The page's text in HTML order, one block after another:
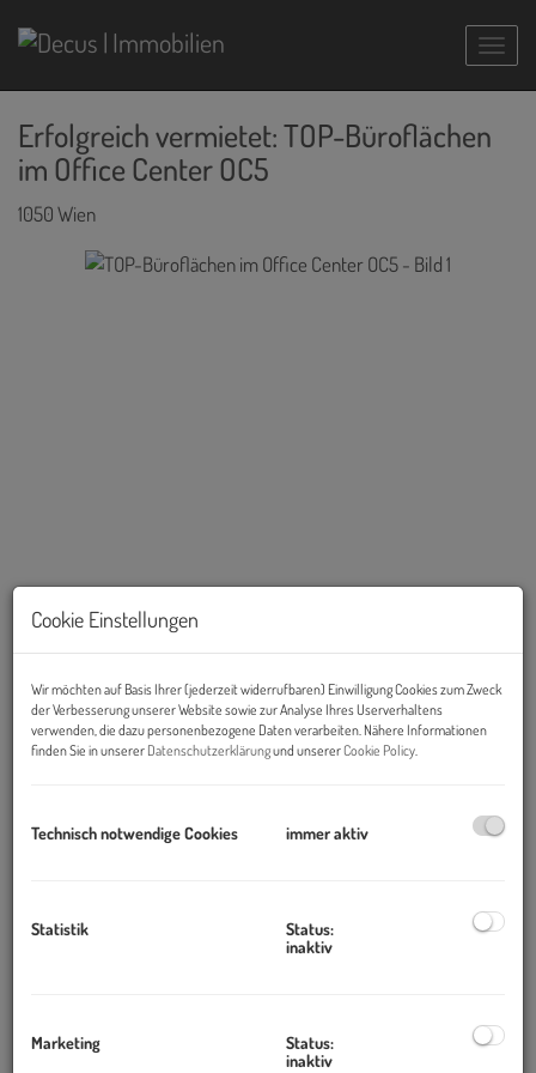
Erfolgreich vermietet: TOP-Büroflächen
im Office Center OC5
1050 Wien
Beschreibung
Der moderne Büroneubau mit attraktiver Glasfassade in zentraler
hochwertig ausgestattete Büroflächen.
Cookie Einstellungen
Wir möchten auf Basis Ihrer (jederzeit widerrufbaren) Einwilligung Cookies zum Zweck
der Verbesserung unserer Website sowie zur Analyse Ihres Userverhaltens
verwenden, die dazu personenbezogene Daten verarbeiten. Nähere Informationen
finden Sie in unserer Datenschutzerklärungund unsererCookie Policy
Technisch notwendige Cookies immer aktiv
Statistik
Status:
inaktiv
Marketing
Status:
inaktiv